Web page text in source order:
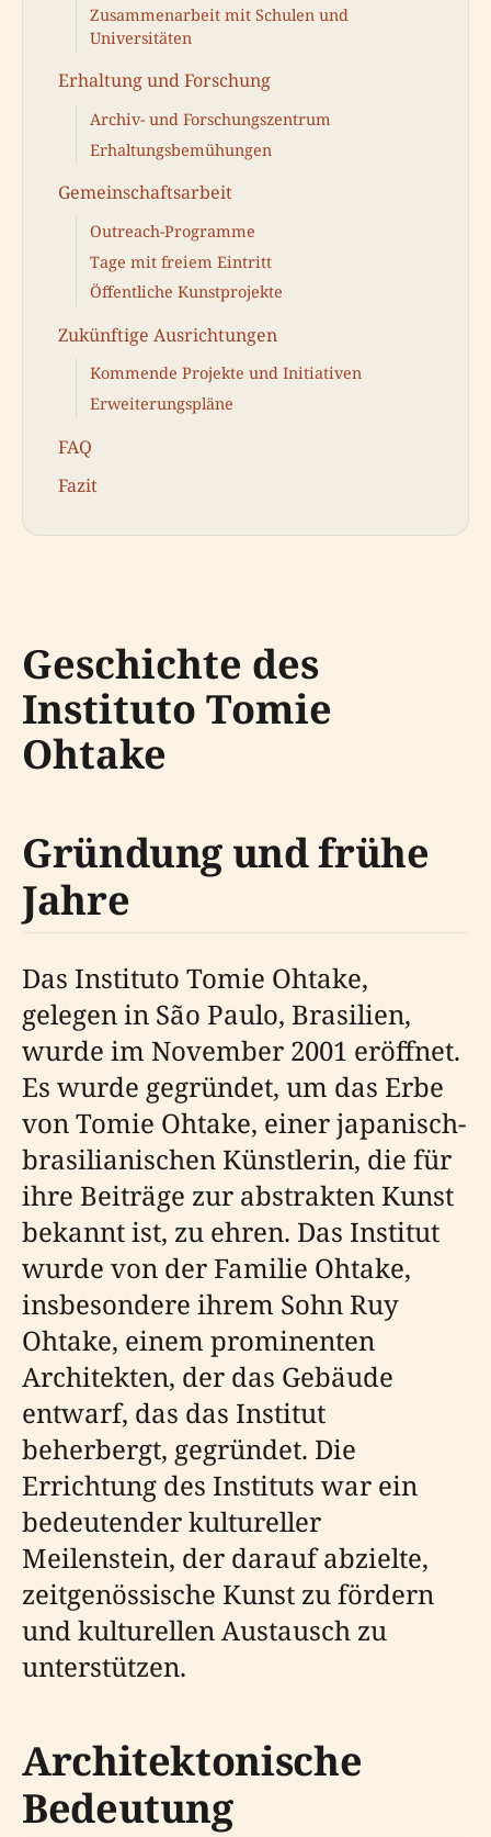
Zusammenarbeit mit Schulen und
Universitäten
Erhaltung und Forschung
Archiv- und Forschungszentrum
Erhaltungsbemühungen
Gemeinschaftsarbeit
Outreach-Programme
Tage mit freiem Eintritt
Öffentliche Kunstprojekte
Zukünftige Ausrichtungen
Kommende Projekte und Initiativen
Erweiterungspläne
FAQ
Fazit
Geschichte des
Instituto Tomie
Ohtake
Gründung und frühe
Jahre
Das Instituto Tomie Ohtake,
gelegen in São Paulo, Brasilien,
wurde im November 2001 eröffnet.
Es wurde gegründet, um das Erbe
von Tomie Ohtake, einer japanisch-
brasilianischen Künstlerin, die für
ihre Beiträge zur abstrakten Kunst
bekannt ist, zu ehren. Das Institut
wurde von der Familie Ohtake,
insbesondere ihrem Sohn Ruy
Ohtake, einem prominenten
Architekten, der das Gebäude
entwarf, das das Institut
beherbergt, gegründet. Die
Errichtung des Instituts war ein
bedeutender kultureller
Meilenstein, der darauf abzielte,
zeitgenössische Kunst zu fördern
und kulturellen Austausch zu
unterstützen.
Architektonische
Bedeutung